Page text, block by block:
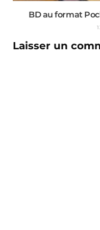
BD au format
Laisser un